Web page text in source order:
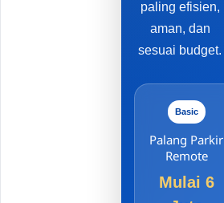
paling efisien,
aman, dan
sesuai budget.
Basic
Palang Parkir
Remote
Mulai 6